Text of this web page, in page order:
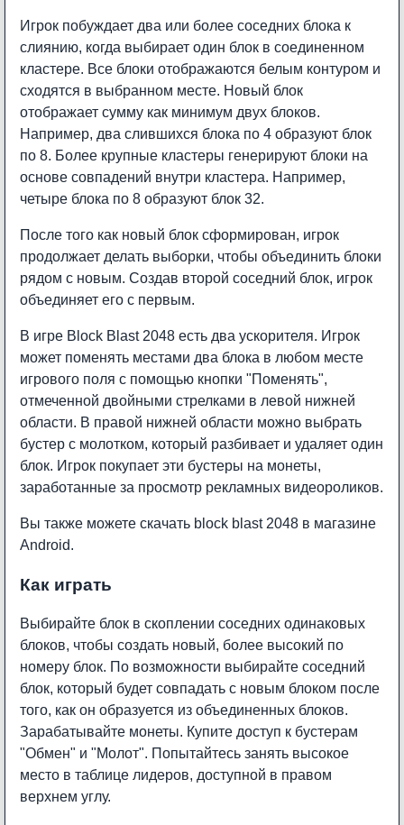
Игрок побуждает два или более соседних блока к
слиянию, когда выбирает один блок в соединенном
кластере. Все блоки отображаются белым контуром и
сходятся в выбранном месте. Новый блок
отображает сумму как минимум двух блоков.
Например, два слившихся блока по 4 образуют блок
по 8. Более крупные кластеры генерируют блоки на
основе совпадений внутри кластера. Например,
четыре блока по 8 образуют блок 32.
После того как новый блок сформирован, игрок
продолжает делать выборки, чтобы объединить блоки
рядом с новым. Создав второй соседний блок, игрок
объединяет его с первым.
В игре Block Blast 2048 есть два ускорителя. Игрок
может поменять местами два блока в любом месте
игрового поля с помощью кнопки "Поменять",
отмеченной двойными стрелками в левой нижней
области. В правой нижней области можно выбрать
бустер с молотком, который разбивает и удаляет один
блок. Игрок покупает эти бустеры на монеты,
заработанные за просмотр рекламных видеороликов.
Вы также можете скачать block blast 2048 в магазине
Android.
Как играть
Выбирайте блок в скоплении соседних одинаковых
блоков, чтобы создать новый, более высокий по
номеру блок. По возможности выбирайте соседний
блок, который будет совпадать с новым блоком после
того, как он образуется из объединенных блоков.
Зарабатывайте монеты. Купите доступ к бустерам
"Обмен" и "Молот". Попытайтесь занять высокое
место в таблице лидеров, доступной в правом
верхнем углу.